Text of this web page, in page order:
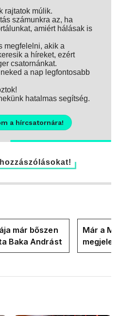
rajtatok múlik.
számunkra az, ha
amiért hálásak is
megfelelni, akik a
a híreket, ezért
csatornánkat.
a nap legfontosabb
hatalmas segítség.
a hírcsatornára!
már bőszen
Baka Andrást
Már a
országot